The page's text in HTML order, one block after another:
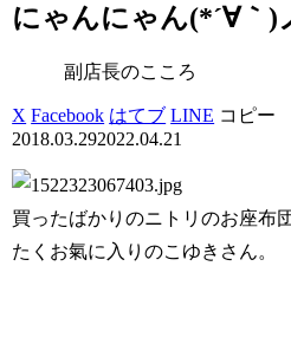
にゃんにゃん(*´∀｀)
副店長のこころ
X Facebook はてブ LINE コピー
2018.03.292022.04.21
買ったばかりのニトリのお座布
たくお氣に入りのこゆきさん。